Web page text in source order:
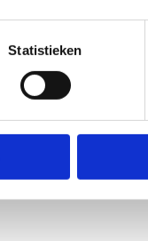
Statistieken